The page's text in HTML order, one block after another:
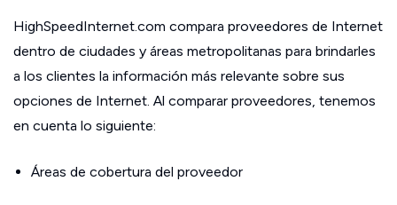
HighSpeedInternet.com compara proveedores de Internet
dentro de ciudades y áreas metropolitanas para brindarles
a los clientes la información más relevante sobre sus
opciones de Internet. Al comparar proveedores, tenemos
en cuenta lo siguiente:
Áreas de cobertura del proveedor